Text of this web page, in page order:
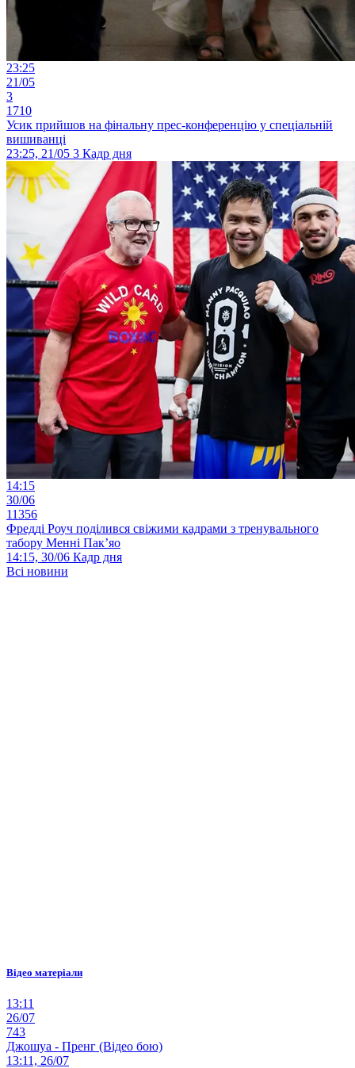
23:25
21/05
3
1710
Усик прийшов на фінальну прес-конференцію у спеціальній
вишиванці
23:25, 21/05 3 Кадр дня
14:15
30/06
11356
Фредді Роуч поділився свіжими кадрами з тренувального
табору Менні Пак’яо
14:15, 30/06 Кадр дня
Всі новини
Відео матеріали
13:11
26/07
743
Джошуа - Пренг (Відео бою)
13:11, 26/07